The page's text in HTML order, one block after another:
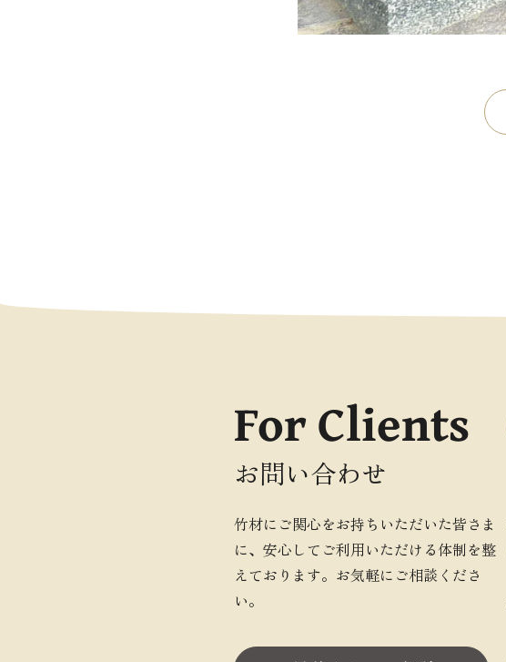
For Clients
お問い合わせ
竹材にご関心をお持ちいただいた皆さま
に、安心してご利用いただける体制を整
えております。お気軽にご相談くださ
い。